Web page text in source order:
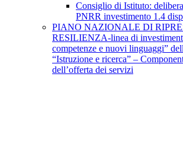
Consiglio di Istituto:
PNRR investimento 1.4
PIANO NAZIONALE DI
RESILIENZA-linea di
competenze e nuovi linguaggi”
“Istruzione e ricerca” –
dell’offerta dei servizi